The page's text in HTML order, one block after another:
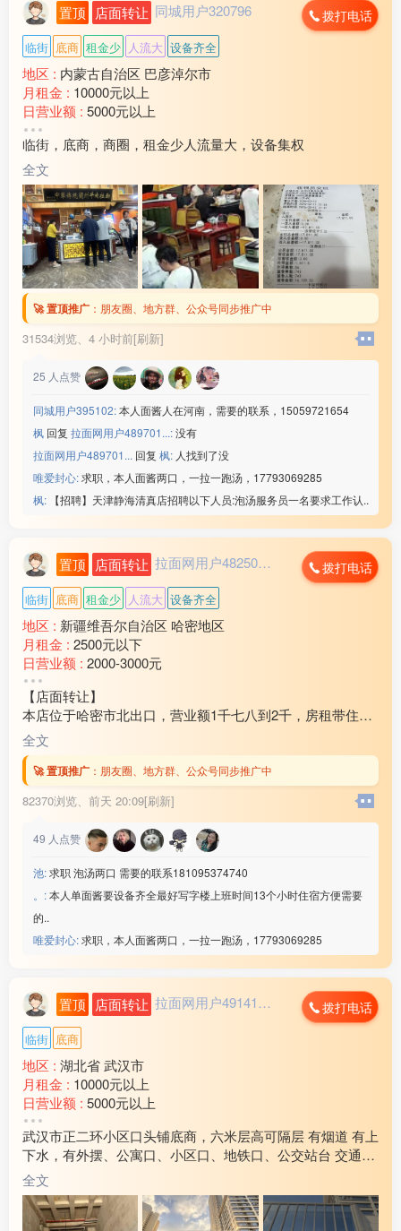
综合工资55***00/月
联系微信：www235350
————————————
6⃣️江苏东台领胜（查流水）
☑️22元/小时➕餐补480
☑️年龄男女18-48岁
☑️回族/汉族,要文化
☑️厂吃厂住,查案底
综合工资65***00/月
联系微信：www235350
————————————
7⃣️昆山包装厂（查流水）
☑️21/小时➕3餐免费
☑️年龄男16-42/女45岁
☑️回族/汉族需要认识字
☑️坐厂车10分钟不查案底
综合工资:55***00/月
联系微信：www235350
————————————
9⃣️温州开关厂
☑️18元保底/＋计件月工时330
☑️年龄男20-45
☑️回族/汉族➕小学文化
☑️厂吃厂住,不查案底
☑️综合工资65***00
联系微信：www235350
————————————
☑️年龄男18-47/女45岁
☑️回族/汉族,会认识字
☑️厂吃厂住,坐班独立岗位
☑️综合工资55***00/月
以上企业联系微信：www235350
————————————
扬州沪光开关厂
☑️19元/时➕免费吃饭
☑️年龄男18-47/女45岁
☑️回族/汉族,会认识字
☑️厂吃厂住,坐班独立岗位
☑️综合工资55***00/月
以上企业联系微信：www235350
————————————
☑️19元/时➕免费吃饭
☑️回族/汉族,会认识字
☑️厂吃厂住,坐班独立岗位
☑️综合工资55***00/月
以上企业联系微信：www235350
————————————
☑️19元/时➕免费吃饭
☑️年龄男18-47/女45岁
☑️回族/汉族,会认识字
☑️厂吃厂住,坐班独立岗位
综合工资60***00/月夜班补助24
以上企业联系微信：www235350
————————————
☑️ 浙江区域工厂☑️
————————————
宏昌科技】
[玫瑰]年龄：男女 18-45 周岁
[玫瑰]生产：洗衣机配件
[玫瑰]班次：两班倒
置顶 店面转让 同城用户320796 拨打电话
临街 底商 租金少 人流大 设备齐全
地区 : 内蒙古自治区 巴彦淖尔市
月租金 : 10000元以上
日营业额 : 5000元以上
转让费 :
水电费 :1500元以上
外卖情况 :
店面面积 :240㎡ (平米)
周边环境 :学校 小区 商超 公园 市场 其他
店内设施 :水电 燃气 电视 空调 电话 WIFI 齐全
临街，底商，商圈，租金少人流量大，设备集权
全文
🚀 置顶推广 ： 朋友圈、地方群、公众号同步推广中
31534浏览、 4 小时前[刷新]
25 人点赞
同城用户395102:本人面酱人在河南，需要的联系，15059721654
枫 回复 拉面网用户489701...:没有
拉面网用户489701... 回复 枫: 人找到了没
唯爱封心:求职，本人面酱两口，一拉一跑汤，17793069285
枫: 【招聘】天津静海清真店招聘以下人员:泡汤服务员一名要求工作认..
置顶 店面转让 拉面网用户482503... 拨打电话
临街 底商 租金少 人流大 设备齐全
地区 : 新疆维吾尔自治区 哈密地区
月租金 : 2500元以下
日营业额 : 2000-3000元
转让费 :
【店面转让】
本店位于哈密市北出口，营业额1千七八到2千，房租带住房
3万2还剩十个月房租，因家中有事现对外转让，装让费15
万，有意向的联系18***21
全文
🚀 置顶推广 ： 朋友圈、地方群、公众号同步推广中
82370浏览、 前天 20:09[刷新]
49 人点赞
池:求职 泡汤两口 需要的联系181095374740
。:本人单面酱要设备齐全最好写字楼上班时间13个小时住宿方便需要
的..
唯爱封心:求职，本人面酱两口，一拉一跑汤，17793069285
置顶 店面转让 拉面网用户491412... 拨打电话
临街 底商
地区 : 湖北省 武汉市
月租金 : 10000元以上
日营业额 : 5000元以上
转让费 :
周边环境 :学校 小区 车站 市场
店内设施 :水电 燃气 齐全
武汉市正二环小区口头铺底商，六米层高可隔层 有烟道 有上
下水，有外摆、公寓口、小区口、地铁口、公交站台 交通便
利周边超3000户养活九间铺子。二层健身、棋牌、会所等业
态汇聚人流
全文